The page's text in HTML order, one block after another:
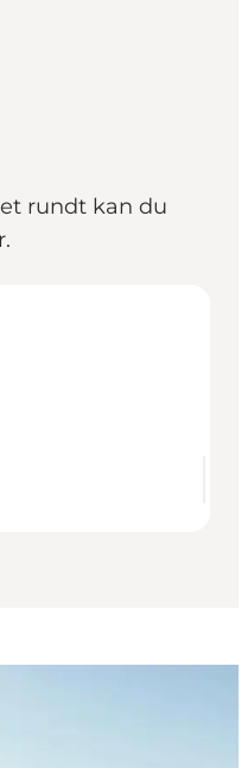
rundt kan du